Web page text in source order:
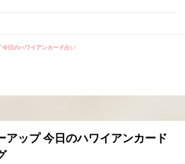
今日のハワイアンカード占い
アップ 今日のハワイアンカード